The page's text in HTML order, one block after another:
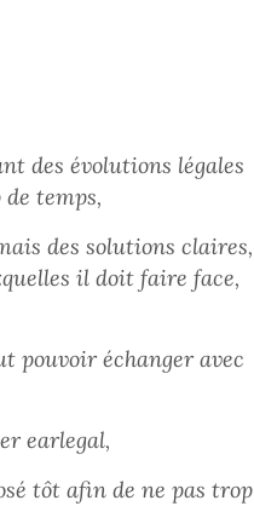
des évolutions légales
de temps,
des solutions claires,
il doit faire face,
pouvoir échanger avec
earlegal,
tôt afin de ne pas trop